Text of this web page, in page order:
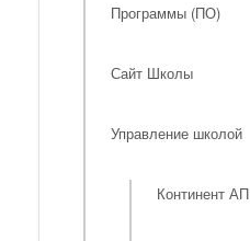
Программы (ПО)
Сайт Школы
Управление школой
Континент АП